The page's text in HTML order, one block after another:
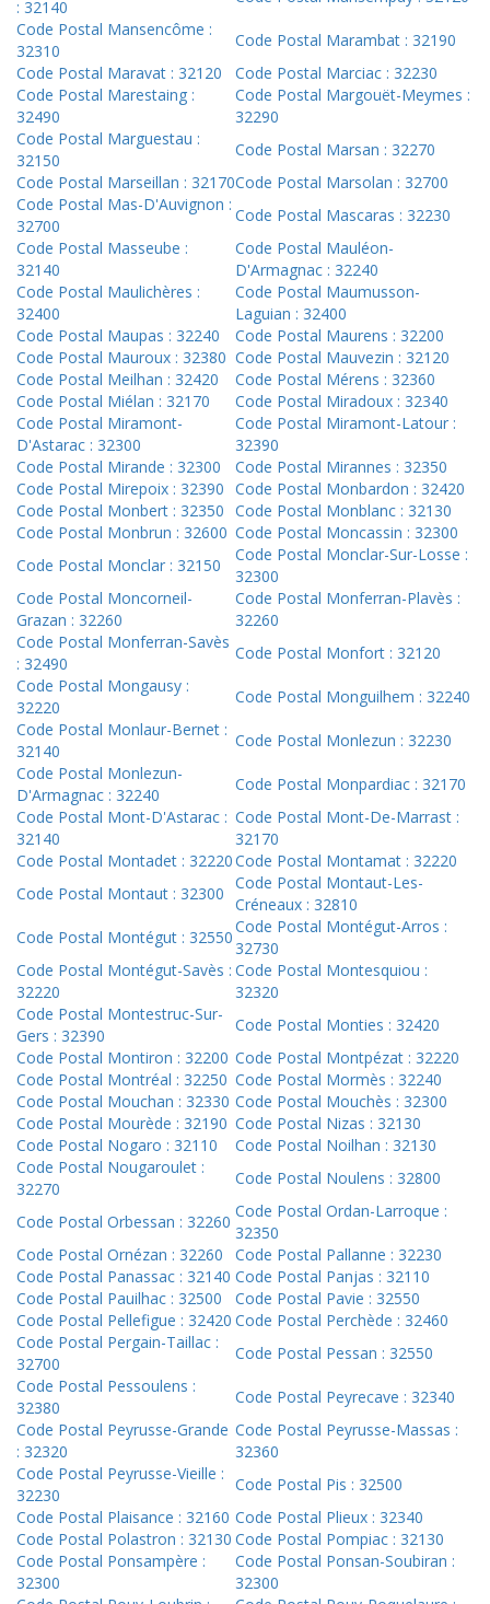
: 32140
Code Postal Mansencôme :
32310
Code Postal Marambat : 32190
Code Postal Maravat : 32120
Code Postal Marciac : 32230
Code Postal Marestaing :
32490
Code Postal Margouët-Meymes :
32290
Code Postal Marguestau :
32150
Code Postal Marsan : 32270
Code Postal Marseillan : 32170Code Postal Marsolan : 32700
Code Postal Mas-D'Auvignon :
32700
Code Postal Mascaras : 32230
Code Postal Masseube :
32140
Code Postal Mauléon-
D'Armagnac : 32240
Code Postal Maulichères :
32400
Code Postal Maumusson-
Laguian : 32400
Code Postal Maupas : 32240
Code Postal Maurens : 32200
Code Postal Mauroux : 32380 Code Postal Mauvezin : 32120
Code Postal Meilhan : 32420
Code Postal Mérens : 32360
Code Postal Miélan : 32170
Code Postal Miradoux : 32340
Code Postal Miramont-
D'Astarac : 32300
Code Postal Miramont-Latour :
32390
Code Postal Mirande : 32300
Code Postal Mirannes : 32350
Code Postal Mirepoix : 32390 Code Postal Monbardon : 32420
Code Postal Monbert : 32350 Code Postal Monblanc : 32130
Code Postal Monbrun : 32600 Code Postal Moncassin : 32300
Code Postal Monclar : 32150
Code Postal Monclar-Sur-Losse :
32300
Code Postal Moncorneil-
Grazan : 32260
Code Postal Monferran-Plavès :
32260
Code Postal Monferran-Savès
: 32490
Code Postal Monfort : 32120
Code Postal Mongausy :
32220
Code Postal Monguilhem : 32240
Code Postal Monlaur-Bernet :
32140
Code Postal Monlezun : 32230
Code Postal Monlezun-
D'Armagnac : 32240
Code Postal Monpardiac : 32170
Code Postal Mont-D'Astarac :
32140
Code Postal Mont-De-Marrast :
32170
Code Postal Montadet : 32220Code Postal Montamat : 32220
Code Postal Montaut : 32300
Code Postal Montaut-Les-
Créneaux : 32810
Code Postal Montégut : 32550
Code Postal Montégut-Arros :
32730
Code Postal Montégut-Savès :
32220
Code Postal Montesquiou :
32320
Code Postal Montestruc-Sur-
Gers : 32390
Code Postal Monties : 32420
Code Postal Montiron : 32200 Code Postal Montpézat : 32220
Code Postal Montréal : 32250 Code Postal Mormès : 32240
Code Postal Mouchan : 32330 Code Postal Mouchès : 32300
Code Postal Mourède : 32190 Code Postal Nizas : 32130
Code Postal Nogaro : 32110
Code Postal Noilhan : 32130
Code Postal Nougaroulet :
32270
Code Postal Noulens : 32800
Code Postal Orbessan : 32260
Code Postal Ordan-Larroque :
32350
Code Postal Ornézan : 32260
Code Postal Pallanne : 32230
Code Postal Panassac : 32140 Code Postal Panjas : 32110
Code Postal Pauilhac : 32500
Code Postal Pavie : 32550
Code Postal Pellefigue : 32420 Code Postal Perchède : 32460
Code Postal Pergain-Taillac :
32700
Code Postal Pessan : 32550
Code Postal Pessoulens :
32380
Code Postal Peyrecave : 32340
Code Postal Peyrusse-Grande
: 32320
Code Postal Peyrusse-Massas :
32360
Code Postal Peyrusse-Vieille :
32230
Code Postal Pis : 32500
Code Postal Plaisance : 32160 Code Postal Plieux : 32340
Code Postal Polastron : 32130 Code Postal Pompiac : 32130
Code Postal Ponsampère :
32300
Code Postal Ponsan-Soubiran :
32300